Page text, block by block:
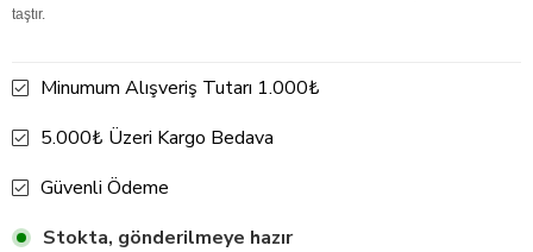
taştır.
Minumum Alışveriş Tutarı 1.000₺
5.000₺ Üzeri Kargo Bedava
Güvenli Ödeme
Stokta, gönderilmeye hazır